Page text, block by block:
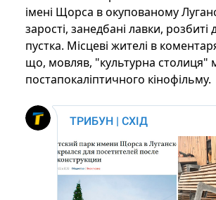
імені Щорса в окупованому
зарості, занедбані лавки, розбиті
пустка. Місцеві жителі в
що, мовляв, "культурна столиця"
постапокаліптичного кінофільму.